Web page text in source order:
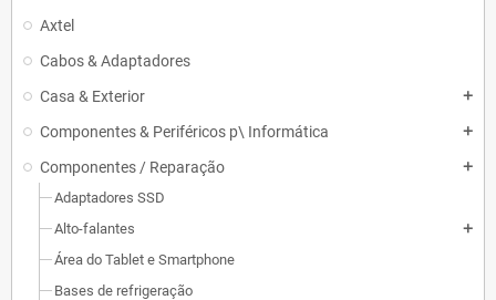
Axtel
Cabos & Adaptadores
Casa & Exterior
add
Componentes & Periféricos p\ Informática add
Componentes / Reparação add
Adaptadores SSD
Alto-falantes
add
Área do Tablet e Smartphone
Bases de refrigeração